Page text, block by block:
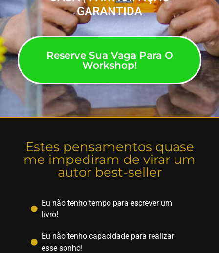
GARANTIDA
Reserve Sua Vaga Para O
Workshop!
Estes pensamentos quase
me impediram de virar um
autor best-seller
Eu não tenho tempo para escrever um
livro!
Eu não tenho capacidade para realizar
esse sonho!